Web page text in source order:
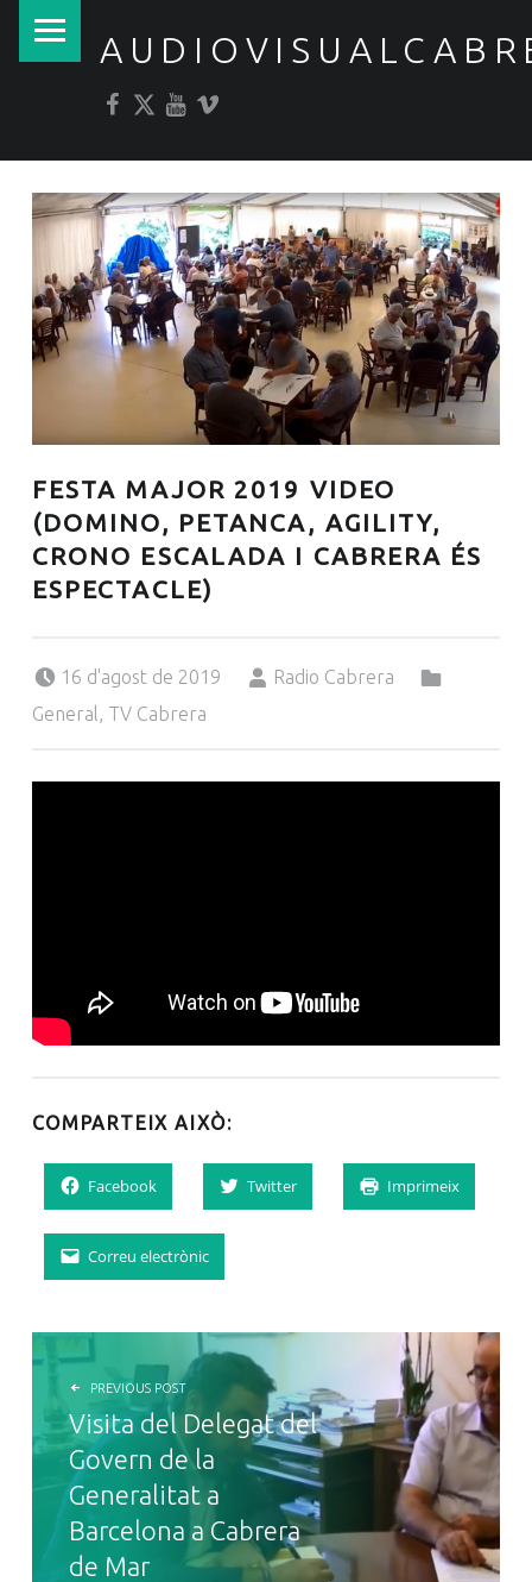
FESTA MAJOR 2019 VIDEO
(DOMINO, PETANCA, AGILITY,
CRONO ESCALADA I CABRERA ÉS
ESPECTACLE)
16 d'agost de 2019
Radio Cabrera
General , TV Cabrera
COMPARTEIX AIXÒ:
Facebook Twitter Imprimeix
Correu electrònic
NAVEGACIÓ D'ENTRADES
PREVIOUS POST
Visita del Delegat del
Govern de la
Generalitat a
Barcelona a Cabrera
de Mar